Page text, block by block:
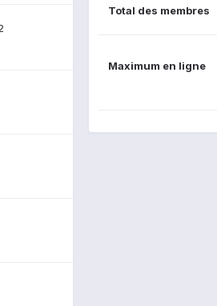
Total des membres
Maximum en ligne